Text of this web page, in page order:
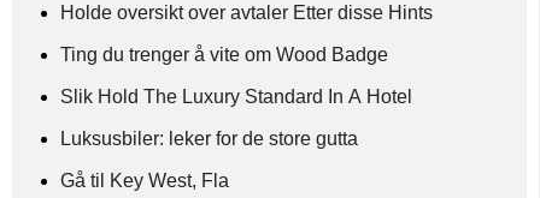
Holde oversikt over avtaler Etter disse Hints
Ting du trenger å vite om Wood Badge
Slik Hold The Luxury Standard In A Hotel
Luksusbiler: leker for de store gutta
Gå til Key West, Fla